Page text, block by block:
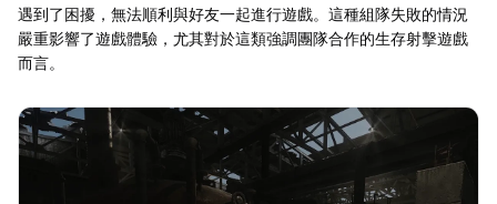
遇到了困擾，無法順利與好友一起進行遊戲。這種組隊失敗的情況
嚴重影響了遊戲體驗，尤其對於這類強調團隊合作的生存射擊遊戲
而言。